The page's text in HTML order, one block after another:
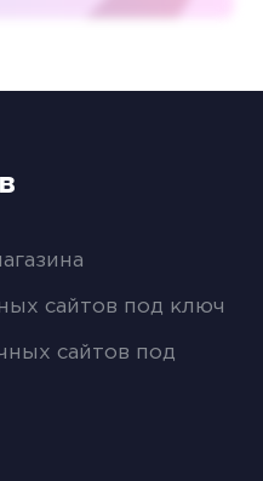
сайтов под ключ
сайтов под